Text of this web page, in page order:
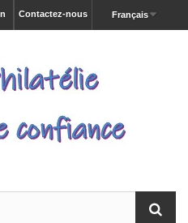
Français
Contactez-nous